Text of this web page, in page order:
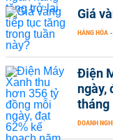
5,5
5,46
5,4
5,5
5,45
5,38
06 tháng
Giá
HÀNG HÓA -
Điện
ngày,
tháng
DOANH